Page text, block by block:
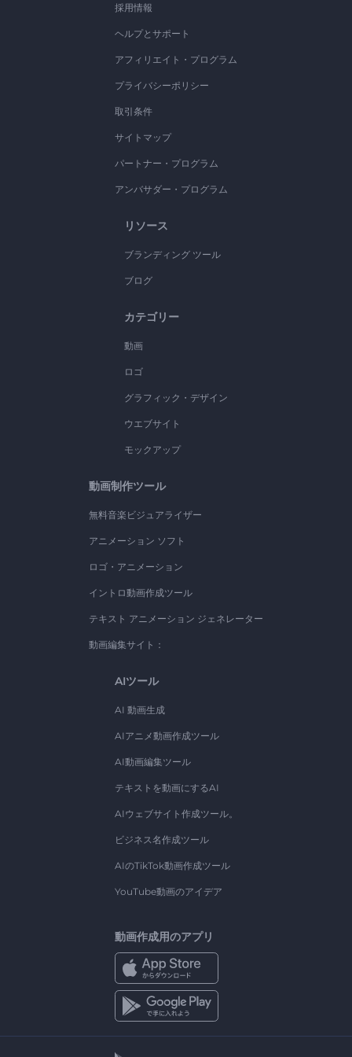
採用情報
ヘルプとサポート
アフィリエイト・プログラム
プライバシーポリシー
取引条件
サイトマップ
パートナー・プログラム
アンバサダー・プログラム
リソース
ブランディング ツール
ブログ
カテゴリー
動画
ロゴ
グラフィック・デザイン
ウエブサイト
モックアップ
動画制作ツール
無料音楽ビジュアライザー
アニメーション ソフト
ロゴ・アニメーション
イントロ動画作成ツール
テキスト アニメーション ジェネレーター
動画編集サイト：
AIツール
AI 動画生成
AIアニメ動画作成ツール
AI動画編集ツール
テキストを動画にするAI
AIウェブサイト作成ツール。
ビジネス名作成ツール
AIのTikTok動画作成ツール
YouTube動画のアイデア
動画作成用のアプリ